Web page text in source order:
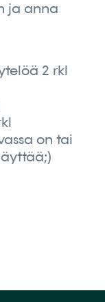
ja anna
2 rkl
on tai